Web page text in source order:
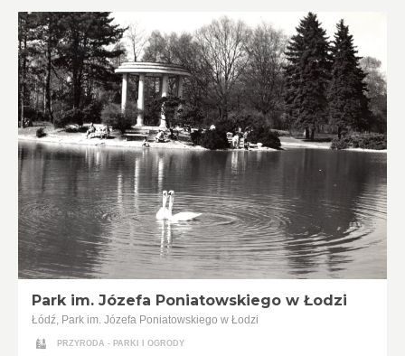
Park im. Józefa Poniatowskiego w Łodzi
Łódź, Park im. Józefa Poniatowskiego w Łodzi
PRZYRODA - PARKI I OGRODY